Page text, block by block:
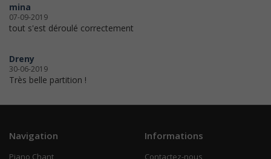
mina
07-09-2019
tout s'est déroulé correctement
Dreny
30-06-2019
Très belle partition !
Navigation
Piano Chant
Informations
Contactez-nous